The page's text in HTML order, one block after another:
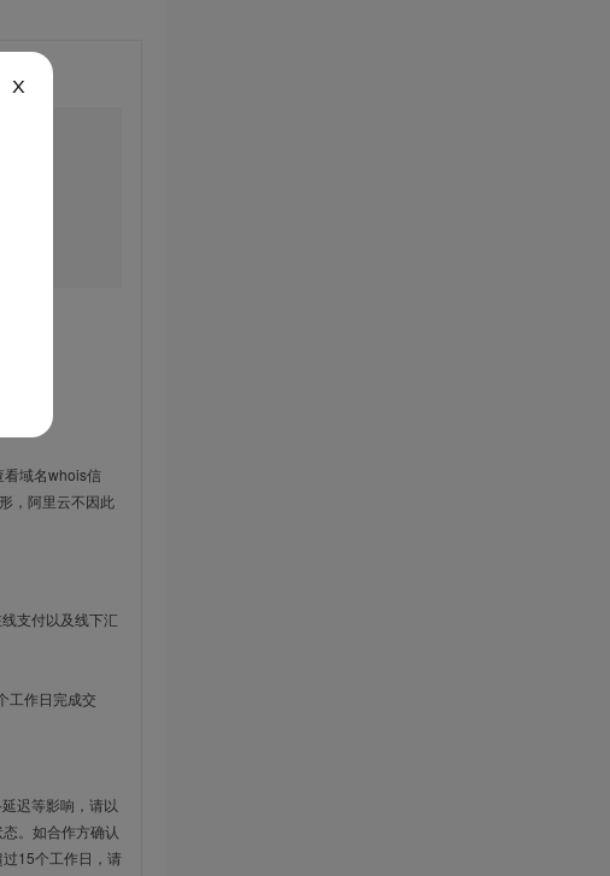
看域名whois信
，阿里云不因此
支付以及线下汇
工作日完成交
迟等影响，请以
。如合作方确认
15个工作日，请
X